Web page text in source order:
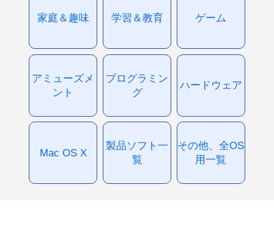
家庭＆趣味 学習＆教育 ゲーム
アミューズメ
ント
プログラミン
グ
ハードウェア
Mac OS X
製品ソフト一
覧
その他、全OS
用一覧